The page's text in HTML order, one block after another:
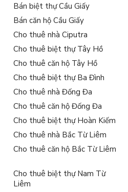
Bán biệt thự Cầu Giấy
Bán căn hộ Cầu Giấy
Cho thuê nhà Ciputra
Cho thuê biệt thự Tây Hồ
Cho thuê căn hộ Tây Hồ
Cho thuê biệt thự Ba Đình
Cho thuê nhà Đống Đa
Cho thuê căn hộ Đống Đa
Cho thuê biệt thự Hoàn Kiếm
Cho thuê nhà Bắc Từ Liêm
Cho thuê căn hộ Bắc Từ Liêm
Cho thuê biệt thự Nam Từ
Liêm